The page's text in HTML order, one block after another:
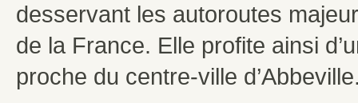
desservant les autoroutes
de la France. Elle profite ainsi
proche du centre-ville